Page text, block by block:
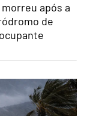
após a
de